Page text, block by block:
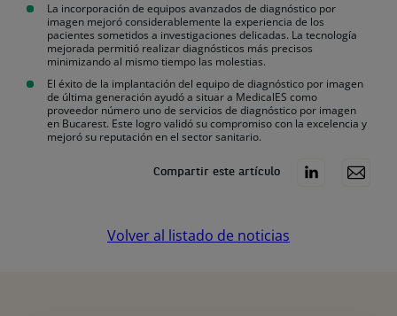
La incorporación de equipos avanzados de diagnóstico por
imagen mejoró considerablemente la experiencia de los
pacientes sometidos a investigaciones delicadas. La tecnología
mejorada permitió realizar diagnósticos más precisos
minimizando al mismo tiempo las molestias.
El éxito de la implantación del equipo de diagnóstico por imagen
de última generación ayudó a situar a MedicalES como
proveedor número uno de servicios de diagnóstico por imagen
en Bucarest. Este logro validó su compromiso con la excelencia y
mejoró su reputación en el sector sanitario.
Compartir este artículo
Volver al listado de noticias